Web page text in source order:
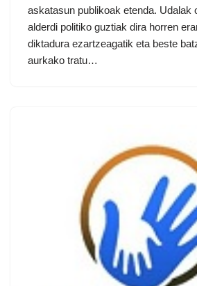
askatasun publikoak etenda. Udalak
alderdi politiko guztiak dira horren
diktadura ezartzeagatik eta beste
aurkako tratu…